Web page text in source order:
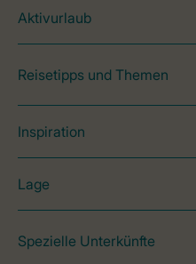
Aktivurlaub
Reisetipps und Themen
Inspiration
Lage
Spezielle Unterkünfte